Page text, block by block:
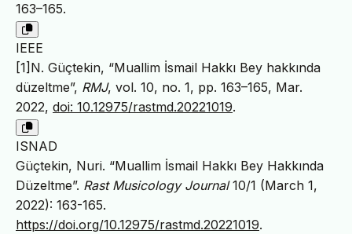
163–165.
IEEE
[1]N. Güçtekin, “Muallim İsmail Hakkı Bey hakkında
düzeltme”, RMJ, vol. 10, no. 1, pp. 163–165, Mar.
2022, doi: 10.12975/rastmd.20221019.
ISNAD
Güçtekin, Nuri. “Muallim İsmail Hakkı Bey Hakkında
Düzeltme”. Rast Musicology Journal10/1 (March 1,
2022): 163-165.
https://doi.org/10.12975/rastmd.20221019.